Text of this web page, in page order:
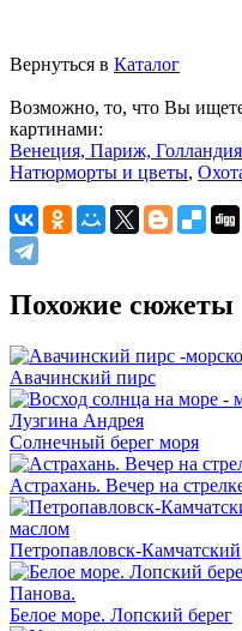
Вернуться в Каталог
Возможно, то, что Вы
картинами:
Венеция, Париж, Голландия
Натюрморты и цветы,
Похожие сюжеты
Авачинский пирс
Солнечный берег моря
Астрахань. Вечер на
Петропавловск-Камчатский
Белое море. Лопский берег